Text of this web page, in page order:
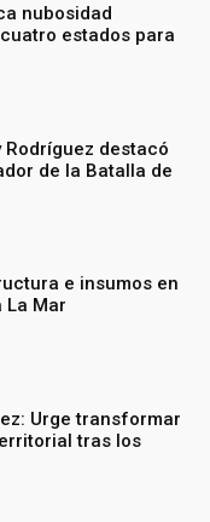
nubosidad
estados para
Rodríguez destacó
de la Batalla de
e insumos en
La Mar
Urge transformar
tras los